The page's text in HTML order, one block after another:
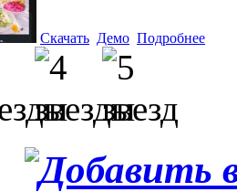
Скачать Демо Подробнее